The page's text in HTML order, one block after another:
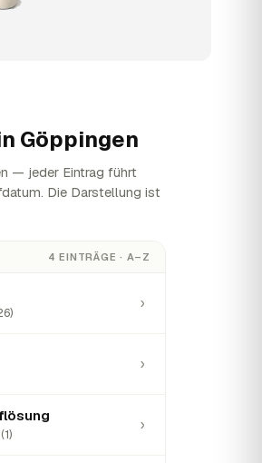
Göppingen
— jeder Eintrag führt
Die Darstellung ist
4 EINTRÄGE · A–Z
›
›
›